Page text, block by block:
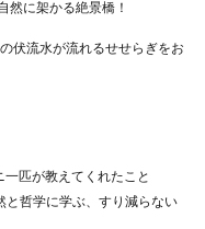
然に架かる絶景橋！
伏流水が流れるせせらぎをお
匹が教えてくれたこと
哲学に学ぶ、すり減らない